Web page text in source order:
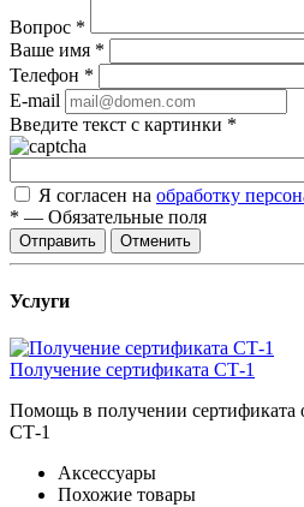
Вопрос *
Ваше имя *
Телефон *
E-mail
Введите текст с картинки *
Я согласен на обработку
* — Обязательные поля
Отправить Отменить
Услуги
Получение сертификата СТ-1
Помощь в получении сертификата
СТ-1
Аксессуары
Похожие товары